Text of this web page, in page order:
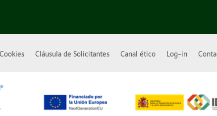
Cláusula de Solicitantes Canal ético Log-in